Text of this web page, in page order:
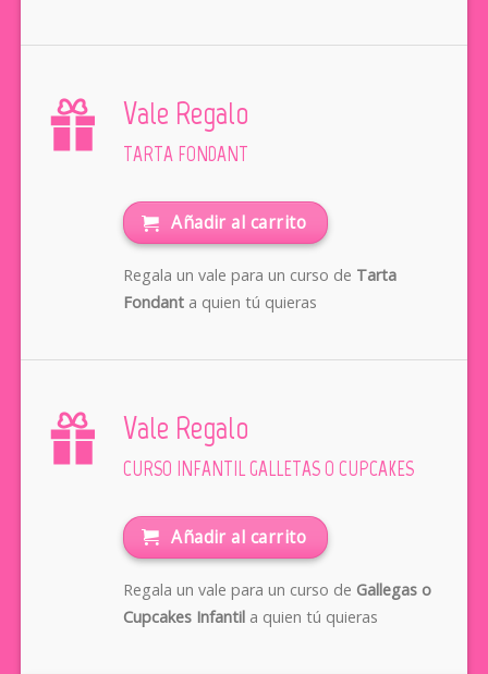
Vale Regalo
TARTA FONDANT
Añadir al carrito
Regala un vale para un curso de Tarta
Fondanta quien tú quieras
Vale Regalo
CURSO INFANTIL GALLETAS O CUPCAKES
Añadir al carrito
Regala un vale para un curso de Gallegas o
Cupcakes Infantila quien tú quieras